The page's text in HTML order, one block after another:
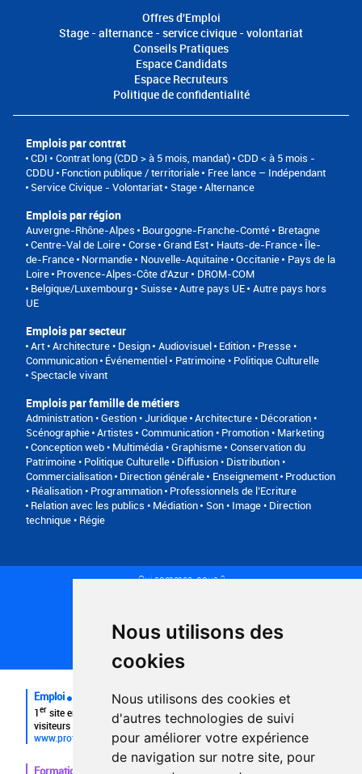
Nous utilisons des
cookies
Nous utilisons des cookies et
d'autres technologies de suivi
pour améliorer votre expérience
de navigation sur notre site, pour
Offres d'Emploi
Stage - alternance - service civique - volontariat
Conseils Pratiques
Espace Candidats
Espace Recruteurs
Politique de confidentialité
Emplois par contrat
CDI Contrat long (CDD > à 5 mois, mandat) CDD < à 5 mois -
CDDU
Fonction publique / territoriale
Free lance – Indépendant
Service Civique - Volontariat
Stage Alternance
Emplois par région
Auvergne-Rhône-Alpes Bourgogne-Franche-Comté
Bretagne
Centre-Val de Loire Corse Grand Est Hauts-de-France Île-
de-France Normandie Nouvelle-Aquitaine Occitanie
Pays de la
Loire Provence-Alpes-Côte d'Azur
DROM-COM
Belgique/Luxembourg
Suisse Autre pays UE Autre pays hors
UE
Emplois par secteur
Art • Architecture • Design Audiovisuel Edition • Presse •
Communication Événementiel
Patrimoine • Politique Culturelle
Spectacle vivant
Emplois par famille de métiers
Administration • Gestion • Juridique Architecture • Décoration •
Scénographie Artistes
Communication • Promotion • Marketing
Conception web • Multimédia • Graphisme Conservation du
Patrimoine • Politique Culturelle Diffusion • Distribution •
Commercialisation Direction générale Enseignement Production
• Réalisation • Programmation Professionnels de l’Ecriture
Relation avec les publics • Médiation
Son • Image • Direction
technique • Régie
Qui sommes-nous ?
Plan du site
FAQ recruteurs
FAQ
Emploi
1er site emploi du secteur culturel 784.000 visites et 230.000
visiteurs uniques par mois.
www.profilculture.com
Formation